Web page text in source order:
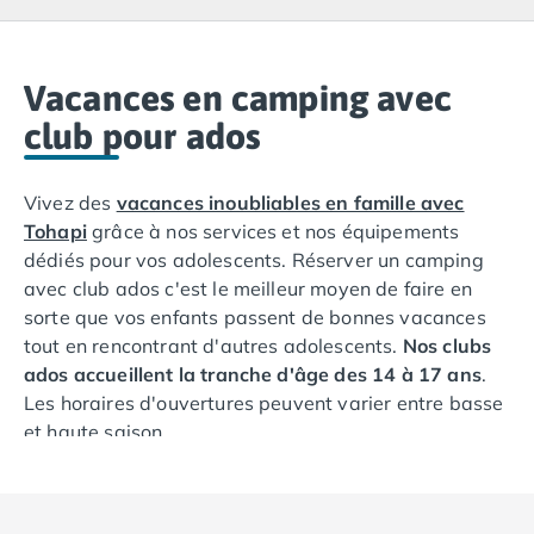
Camping Les Landes
Camping Biscarrosse
Camping Capbreton
Camping Messanges
Camping Moliets et Maa
Camping Sanguinet
Camping Seignosse
Camping Vieux Boucau les Bains
Camping Pyrénées Atlantiques
Camping Bayonne
Camping Biarritz
Camping Bidart
Vacances en camping avec
club pour ados
Vivez des vacances inoubliables en famille avec
Tohapigrâce à nos services et nos équipements
dédiés pour vos adolescents. Réserver un camping
avec club ados c'est le meilleur moyen de faire en
sorte que vos enfants passent de bonnes vacances
tout en rencontrant d'autres adolescents. Nos clubs
ados accueillent la tranche d'âge des 14 à 17 ans.
Les horaires d'ouvertures peuvent varier entre basse
et haute saison.